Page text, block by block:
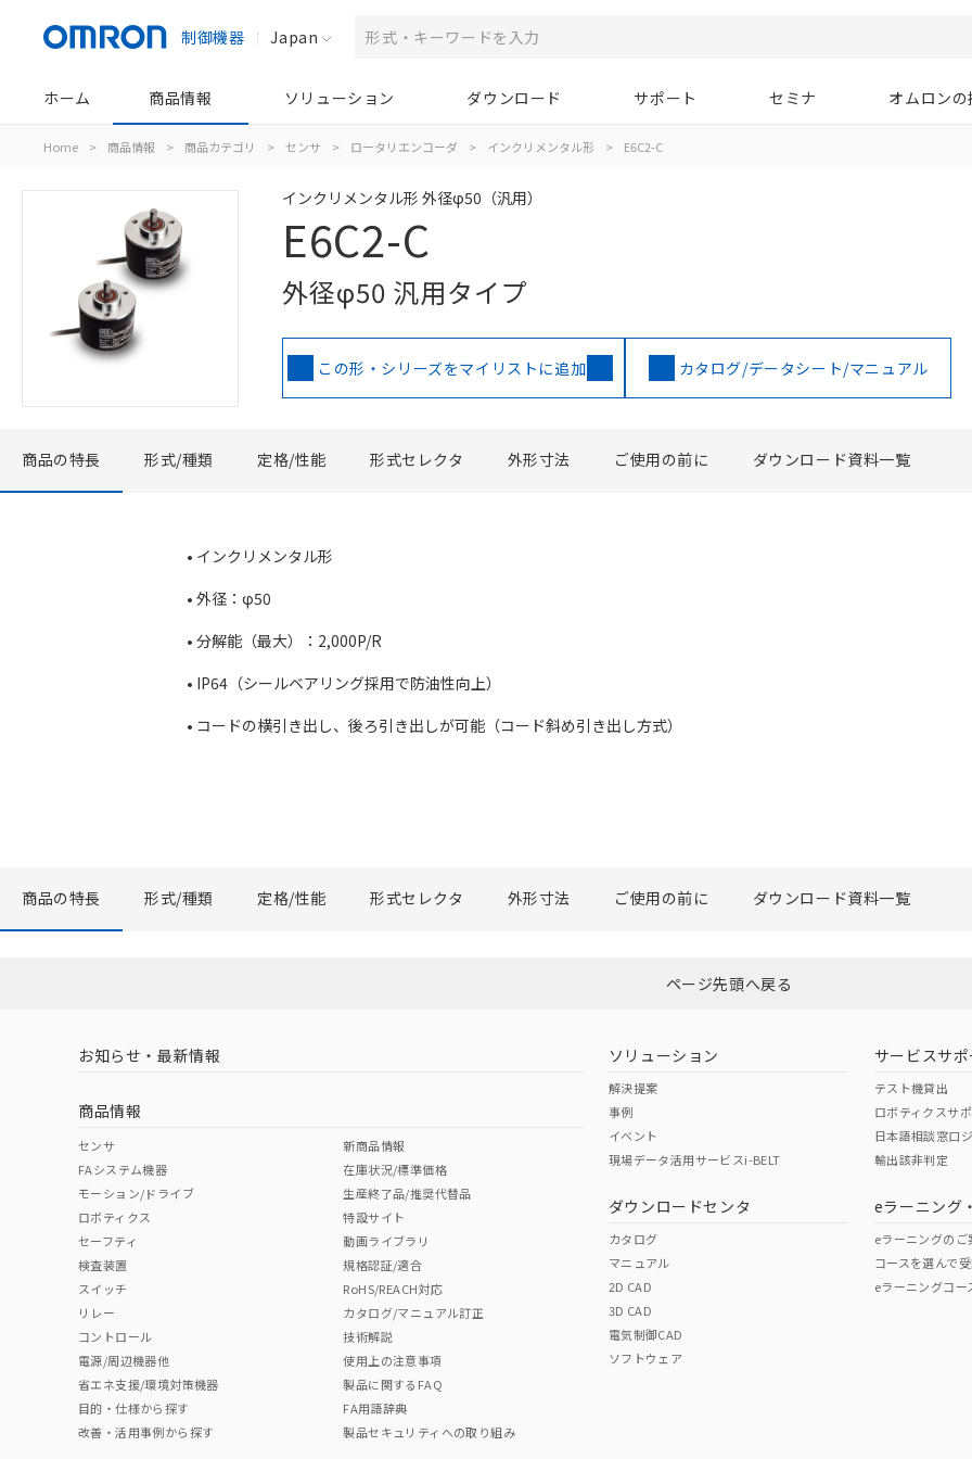
制御機器 Japan
ホーム 商品情報 ソリューション ダウンロード サポート セミナ オムロン
Home > 商品情報 > 商品カテゴリ > センサ > ロータリエンコーダ > インクリメンタル形 > E6C2-C
インクリメンタル形 外径φ50（汎用）
E6C2-C
外径φ50 汎用タイプ
この形・シリーズをマイリストに追加 カタログ/データシート/マニュアル
商品の特長 形式/種類 定格/性能 形式セレクタ 外形寸法 ご使用の前に ダウンロード資料一覧
• インクリメンタル形
• 外径：φ50
• 分解能（最大）：2,000P/R
• IP64（シールベアリング採用で防油性向上）
• コードの横引き出し、後ろ引き出しが可能（コード斜め引き出し方式）
商品の特長 形式/種類 定格/性能 形式セレクタ 外形寸法 ご使用の前に ダウンロード資料一覧
ページ先頭へ戻る
お知らせ・最新情報
商品情報
センサ
FAシステム機器
モーション/ドライブ
ロボティクス
セーフティ
検査装置
スイッチ
リレー
コントロール
電源/周辺機器他
省エネ支援/環境対策機器
目的・仕様から探す
改善・活用事例から探す
新商品情報
在庫状況/標準価格
生産終了品/推奨代替品
特設サイト
動画ライブラリ
規格認証/適合
RoHS/REACH対応
カタログ/マニュアル訂正
技術解説
使用上の注意事項
製品に関するFAQ
FA用語辞典
製品セキュリティへの取り組み
ソリューション
解決提案
事例
イベント
現場データ活用サービスi-BELT
ダウンロードセンタ
カタログ
マニュアル
2D CAD
3D CAD
電気制御CAD
ソフトウェア
サービスサポ
テスト機貸出
ロボティクスサ
日本語相談窓口
輸出該非判定
eラーニング
eラーニングのご
コースを選んで
eラーニングコー